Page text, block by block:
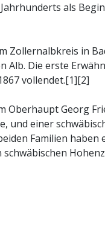
als
Zollernalbkreis in
Die erste
vollendet.[1][2]
Oberhaupt Georg
und einer
Familien haben